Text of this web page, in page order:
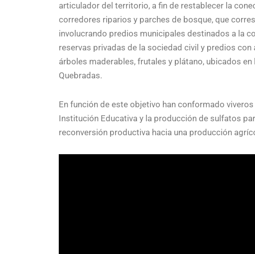
articulador del territorio, a fin de restablecer la
corredores riparios y parches de bosque, que
involucrando predios municipales destinados a la
reservas privadas de la sociedad civil y predios
árboles maderables, frutales y plátano, ubicados
Quebradas.
En función de este objetivo han conformado
Institución Educativa y la producción de sulfatos
reconversión productiva hacia una producción